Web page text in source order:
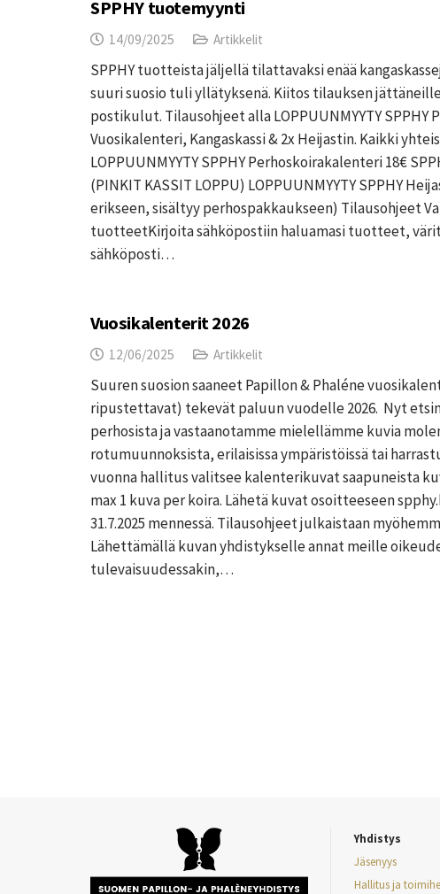
SPPHY tuotemyynti
14/09/2025 Artikkelit
SPPHY tuotteista jäljellä tilattavaksi enää
suuri suosio tuli yllätyksenä. Kiitos tilauksen
postikulut. Tilausohjeet alla LOPPUUNMYYTY SPPHY
Vuosikalenteri, Kangaskassi & 2x Heijastin. Kaikki
LOPPUUNMYYTY SPPHY Perhoskoirakalenteri 18€
(PINKIT KASSIT LOPPU) LOPPUUNMYYTY SPPHY
erikseen, sisältyy perhospakkaukseen) Tilausohjeet
tuotteetKirjoita sähköpostiin haluamasi tuotteet, värit
sähköposti…
Vuosikalenterit 2026
12/06/2025 Artikkelit
Suuren suosion saaneet Papillon & Phaléne
ripustettavat) tekevät paluun vuodelle 2026. Nyt
perhosista ja vastaanotamme mielellämme kuvia
rotumuunnoksista, erilaisissa ympäristöissä tai
vuonna hallitus valitsee kalenterikuvat saapuneista
max 1 kuva per koira. Lähetä kuvat osoitteeseen
31.7.2025 mennessä. Tilausohjeet julkaistaan
Lähettämällä kuvan yhdistykselle annat meille
tulevaisuudessakin,…
Yhdistys
Jäsenyys
Hallitus ja